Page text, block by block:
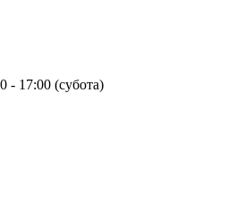
- 17:00 (субота)